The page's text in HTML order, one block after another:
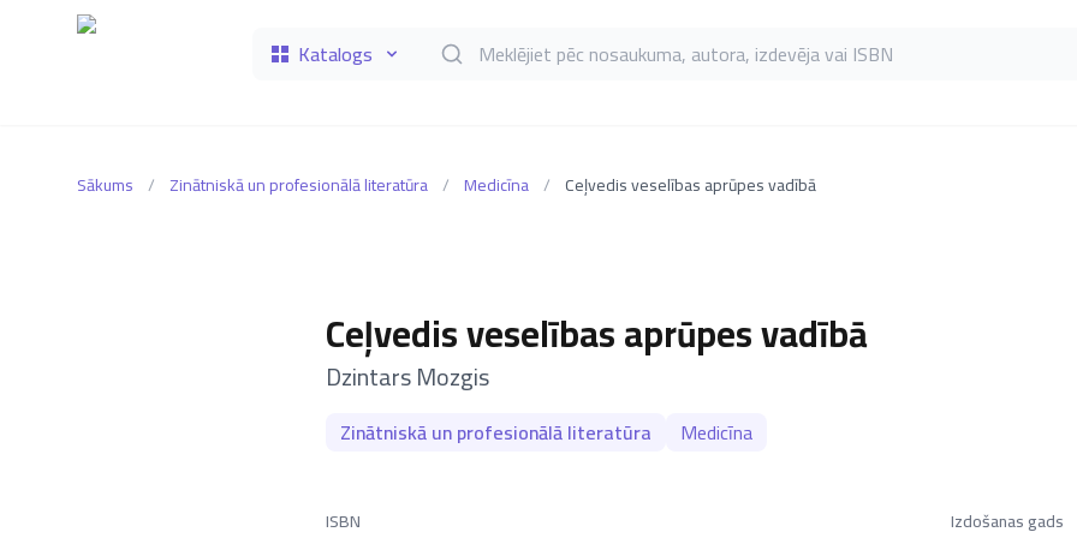
Katalogs Meklēt grāmatas pēc nosaukuma, autora, izdevēja vai ISBN
Sākums / Zinātniskā un profesionālā literatūra / Medicīna / Ceļvedis veselības aprūpes vadībā
Ceļvedis veselības aprūpes vadībā
–
Dzintars Mozgis
Zinātniskā un profesionālā literatūra Medicīna
ISBN Izdošanas gads